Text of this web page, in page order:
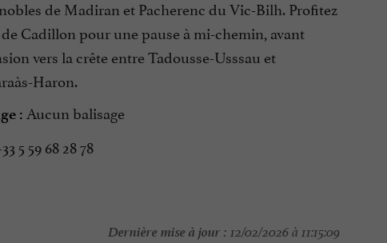
de Madiran et Pacherenc du Vic-Bilh. Profitez
Cadillon pour une pause à mi-chemin, avant
vers la crête entre Tadousse-Usssau et
Haron.
: Aucun balisage
5 59 68 28 78
Dernière mise à jour : 12/02/2026 à 11:15:09